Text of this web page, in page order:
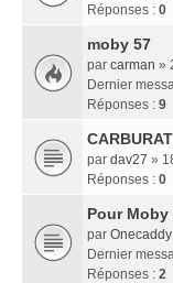
Réponses : 0
moby 57
par carman »
Dernier
Réponses : 9
par dav27 »
Réponses : 0
Pour
par Onecaddy
Dernier
Réponses : 2